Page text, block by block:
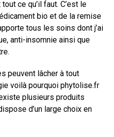
ce qu’il faut. C’est le
bio et de la remise
tous les soins dont j’ai
anti-insomnie ainsi que
peuvent lâcher à tout
voilà pourquoi phytolise.fr
plusieurs produits
d’un large choix en